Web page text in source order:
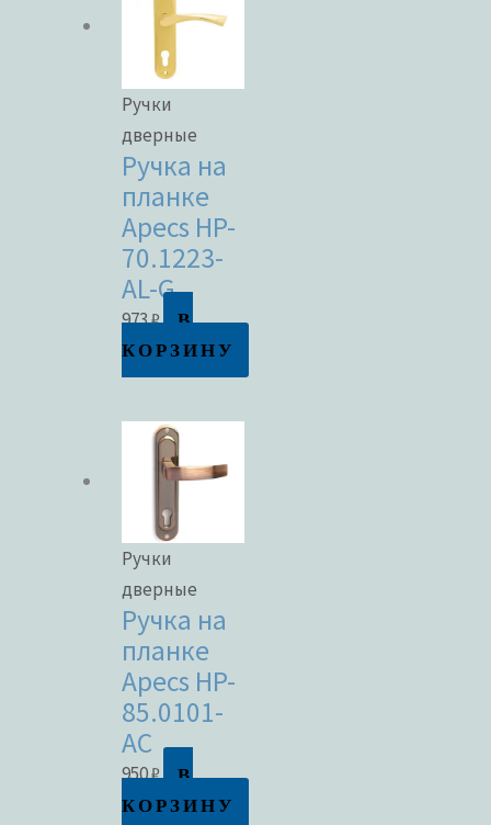
Ручки
дверные
Ручка на
планке
Apecs HP-
70.1223-
AL-G
973₽
В
КОРЗИНУ
Ручки
дверные
Ручка на
планке
Apecs HP-
85.0101-
AC
950₽
В
КОРЗИНУ